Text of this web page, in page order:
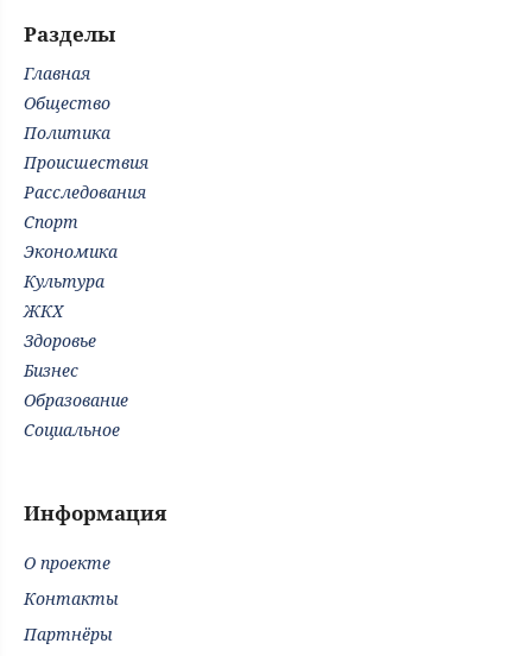
Разделы
Главная
Общество
Политика
Происшествия
Расследования
Спорт
Экономика
Культура
ЖКХ
Здоровье
Бизнес
Образование
Социальное
Информация
О проекте
Контакты
Партнёры